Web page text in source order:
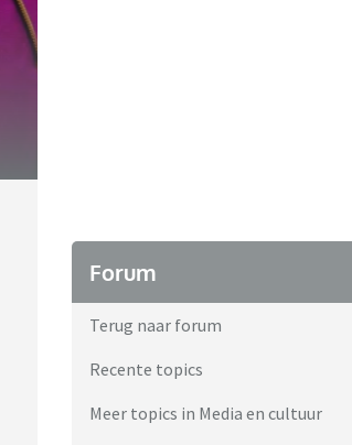
Forum
Terug naar forum
Recente topics
Meer topics in Media en cultuur